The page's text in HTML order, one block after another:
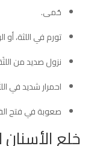
حُمى.
تورم في اللثة،
نزول صديد من
احمرار شديد في
صعوبة في فتح
خلع